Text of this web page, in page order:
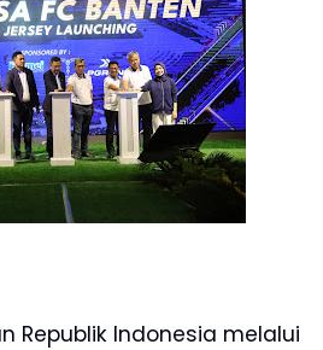
Republik Indonesia melalui